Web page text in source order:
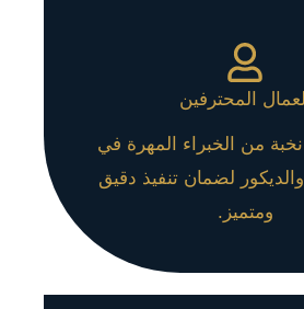
العمال المحترفين
من الخبراء المهرة في
لضمان تنفيذ دقيق
ومتميز.